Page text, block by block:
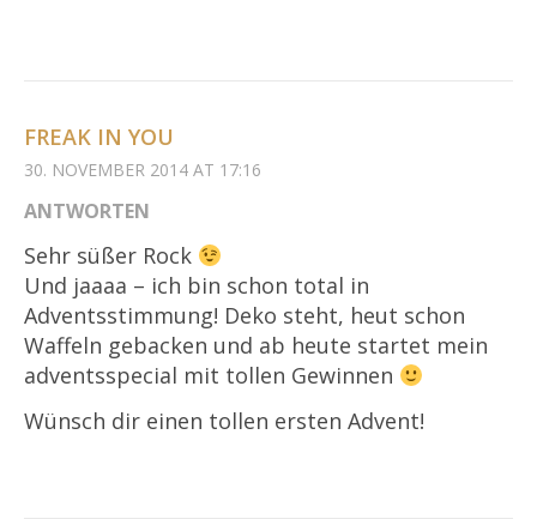
FREAK IN YOU
30. NOVEMBER 2014 AT 17:16
ANTWORTEN
Sehr süßer Rock
Und jaaaa – ich bin schon total in
Adventsstimmung! Deko steht, heut schon
Waffeln gebacken und ab heute startet mein
adventsspecial mit tollen Gewinnen
Wünsch dir einen tollen ersten Advent!